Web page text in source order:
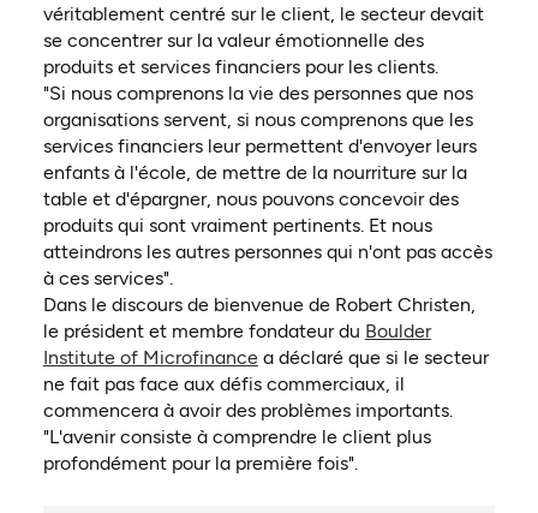
véritablement centré sur le client, le secteur devait
se concentrer sur la valeur émotionnelle des
produits et services financiers pour les clients.
"Si nous comprenons la vie des personnes que nos
organisations servent, si nous comprenons que les
services financiers leur permettent d'envoyer leurs
enfants à l'école, de mettre de la nourriture sur la
table et d'épargner, nous pouvons concevoir des
produits qui sont vraiment pertinents. Et nous
atteindrons les autres personnes qui n'ont pas accès
à ces services".
Dans le discours de bienvenue de Robert Christen,
le président et membre fondateur du Boulder
Institute of Microfinance(ouvre dans un nouvel onglet)
a déclaré que si le secteur
ne fait pas face aux défis commerciaux, il
commencera à avoir des problèmes importants.
"L'avenir consiste à comprendre le client plus
profondément pour la première fois".